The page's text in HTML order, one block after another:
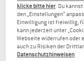
PATAGONIA
Women's Cord Fjord
Daunenjacke
klicke bitte hier . Du
den „Einstellungen“
Einwilligung ist freiwillig,
kann jederzeit unter
Webseite widerrufen oder
auch zu Risiken der
Datenschutzhinweisen